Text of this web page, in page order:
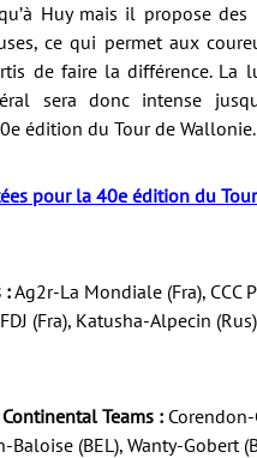
Huy mais il propose des
ce qui permet aux
de faire la différence. La
sera donc intense
édition du Tour de Wallonie.
pour la 40e édition du
:Ag2r-La Mondiale (Fra), CCC
(Fra), Katusha-Alpecin
Teams : Corendon-
(BEL), Wanty-Gobert